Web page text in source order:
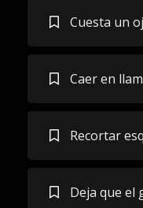
Cuesta un
Caer en
Recortar
Deja que el